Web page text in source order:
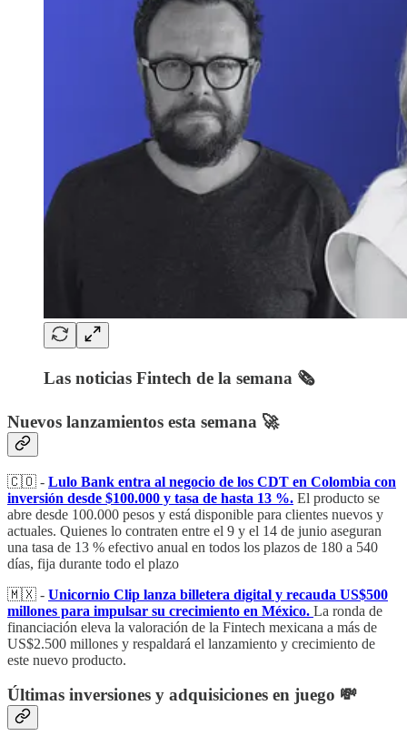
Las noticias Fintech de la semana 🗞️
Nuevos lanzamientos esta semana 🚀
🇨🇴 - Lulo Bank entra al negocio de los CDT en Colombia con
inversión desde $100.000 y tasa de hasta 13 %. El producto se
abre desde 100.000 pesos y está disponible para clientes nuevos y
actuales. Quienes lo contraten entre el 9 y el 14 de junio aseguran
una tasa de 13 % efectivo anual en todos los plazos de 180 a 540
días, fija durante todo el plazo
🇲🇽 - Unicornio Clip lanza billetera digital y recauda US$500
millones para impulsar su crecimiento en México. La ronda de
financiación eleva la valoración de la Fintech mexicana a más de
US$2.500 millones y respaldará el lanzamiento y crecimiento de
este nuevo producto.
Últimas inversiones y adquisiciones en juego 💸